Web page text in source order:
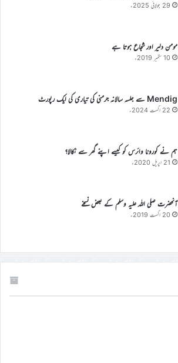
29 جولائی 2025ء
مومن دلیر اور شجاع ہوتا ہے
10 ستمبر 2019ء
Mendig سے جلسہ سالانہ جرمنی کی تیاری کی ایک رپورٹ
22 اگست 2024ء
ہم نے کورونا وائرس کو کیسے اپنے گھر سے نکالا؟
21 اپریل 2020ء
آنحضرت صلی اللہ علیہ وسلم کے بعض نسخے
20 اگست 2019ء